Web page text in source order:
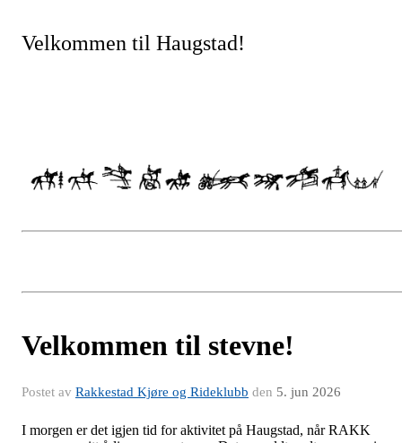
Velkommen til Haugstad!
Velkommen til stevne!
Postet av Rakkestad Kjøre og Rideklubb den 5. jun 2026
I morgen er det igjen tid for aktivitet på Haugstad, når RAKK